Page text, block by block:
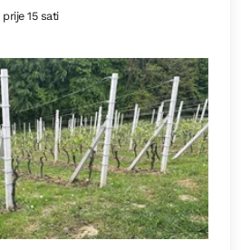
prije 15 sati